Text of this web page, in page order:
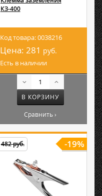
КЗ-400
Код товара: 0038216
Цена: 281 руб.
Есть в наличии
В КОРЗИНУ
Сравнить ›
-19%
482 руб.